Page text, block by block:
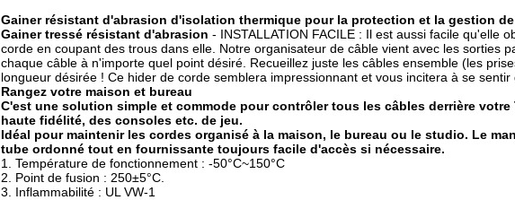
Gainer résistant d'abrasion d'isolation thermique pour la protection et la gestion
Gainer tressé résistant d'abrasion - INSTALLATION FACILE : Il est aussi facile qu'elle
corde en coupant des trous dans elle. Notre organisateur de câble vient avec les sorties
chaque câble à n'importe quel point désiré. Recueillez juste les câbles ensemble (les
longueur désirée ! Ce hider de corde semblera impressionnant et vous incitera à se sentir
Rangez votre maison et bureau
C'est une solution simple et commode pour contrôler tous les câbles derrière
haute fidélité, des consoles etc. de jeu.
Idéal pour maintenir les cordes organisé à la maison, le bureau ou le studio. Le
tube ordonné tout en fournissante toujours facile d'accès si nécessaire.
1. Température de fonctionnement : -50°C~150°C
2. Point de fusion : 250±5°C.
3. Inflammabilité : UL VW-1